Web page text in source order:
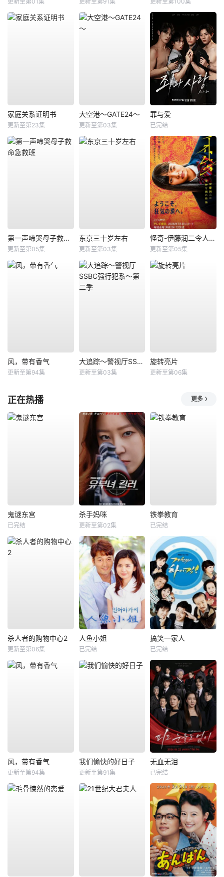
家庭关系证明书
更新至第23集
大空港～GATE24～
更新至第03集
罪与爱
已完结
第一声啼哭母子救命急救班
更新至第05集
东京三十岁左右
更新至第03集
怪奇-伊藤润二令人彻夜难眠的奇异故事－
更新至第05集
风，带有香气
更新至第94集
大追踪〜警视厅SSBC强行犯系〜第二季
更新至第03集
旋转亮片
更新至第06集
正在热播 更多
鬼谜东宫
已完结
杀手妈咪
更新至第02集
铁拳教育
已完结
杀人者的购物中心2
更新至第06集
人鱼小姐
已完结
搞笑一家人
已完结
风，带有香气
更新至第94集
我们愉快的好日子
更新至第91集
无血无泪
已完结